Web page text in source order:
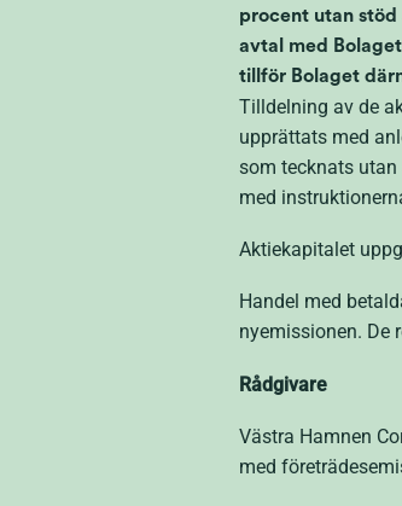
procent utan stöd
avtal med
tillför Bolaget
Tilldelning av de
upprättats med
som tecknats
med
Aktiekapitalet
Handel med
nyemissionen. De
Rådgivare
Västra Hamnen
med